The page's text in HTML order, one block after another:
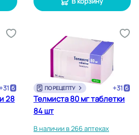
31
28
ПО РЕЦЕПТУ +31
Телмиста 80 мг таблетки
84 шт
В наличии в 266 аптеках